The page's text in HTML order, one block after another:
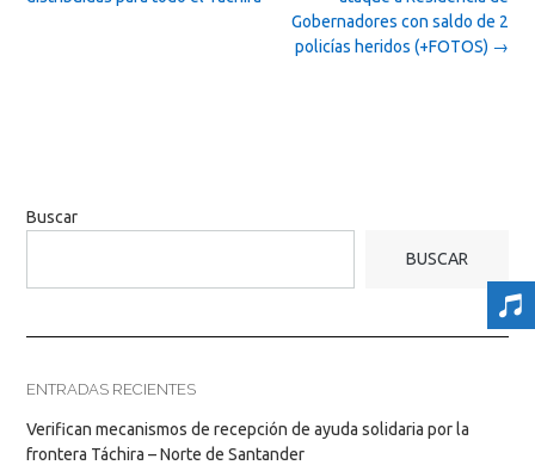
Gobernadores con saldo de 2
policías heridos (+FOTOS) →
Buscar
BUSCAR
ENTRADAS RECIENTES
Verifican mecanismos de recepción de ayuda solidaria por la
frontera Táchira – Norte de Santander